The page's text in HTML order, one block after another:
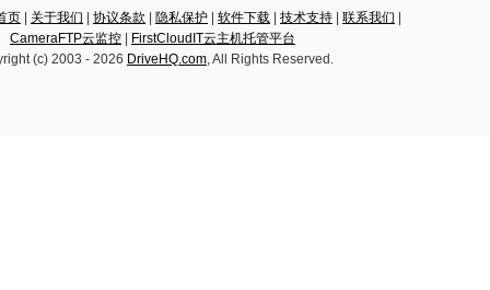
页 关于我们 协议条款 隐私保护 软件下载 技术支持 联系我们
CameraFTP云监控
FirstCloudIT云主机托管平台
(c) 2003 - 2026 DriveHQ.com, All Rights Reserved.